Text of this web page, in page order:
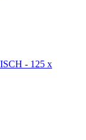
- 125 x